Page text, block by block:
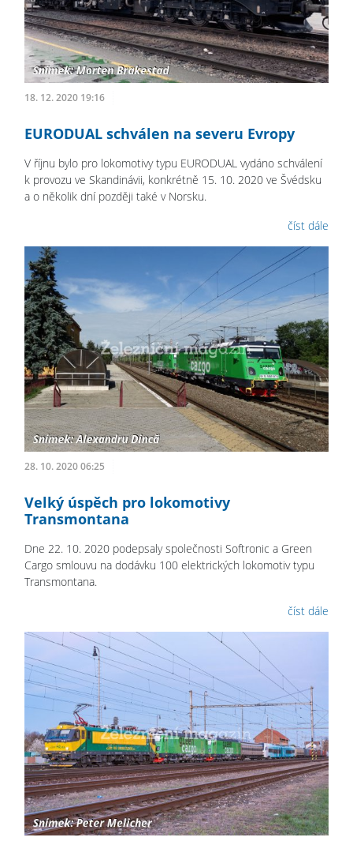
18. 12. 2020 19:16
EURODUAL schválen na severu Evropy
V říjnu bylo pro lokomotivy typu EURODUAL vydáno schválení
k provozu ve Skandinávii, konkrétně 15. 10. 2020 ve Švédsku
a o několik dní později také v Norsku.
číst dále
28. 10. 2020 06:25
Velký úspěch pro lokomotivy
Transmontana
Dne 22. 10. 2020 podepsaly společnosti Softronic a Green
Cargo smlouvu na dodávku 100 elektrických lokomotiv typu
Transmontana.
číst dále